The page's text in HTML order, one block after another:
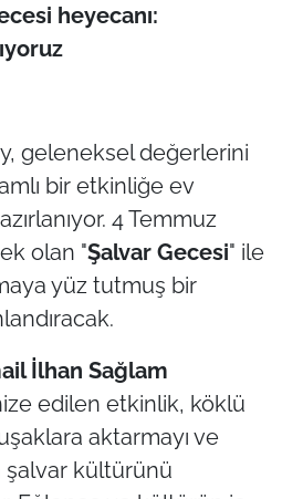
heyecanı:
geleneksel değerlerini
bir etkinliğe ev
4 Temmuz
olan "Şalvar Gecesi" ile
yüz tutmuş bir
İlhan Sağlam
edilen etkinlik, köklü
aktarmayı ve
şalvar kültürünü